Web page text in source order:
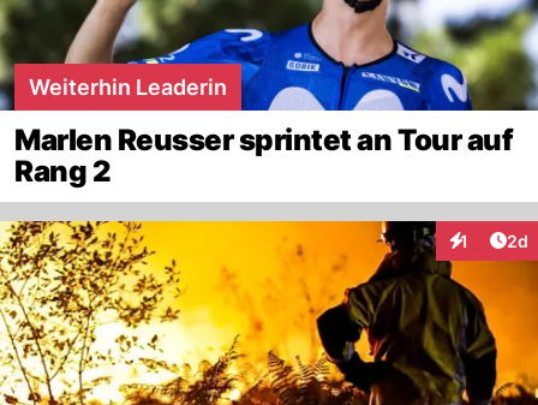
Weiterhin Leaderin
Marlen Reusser sprintet an Tour auf
Rang 2
1 2d